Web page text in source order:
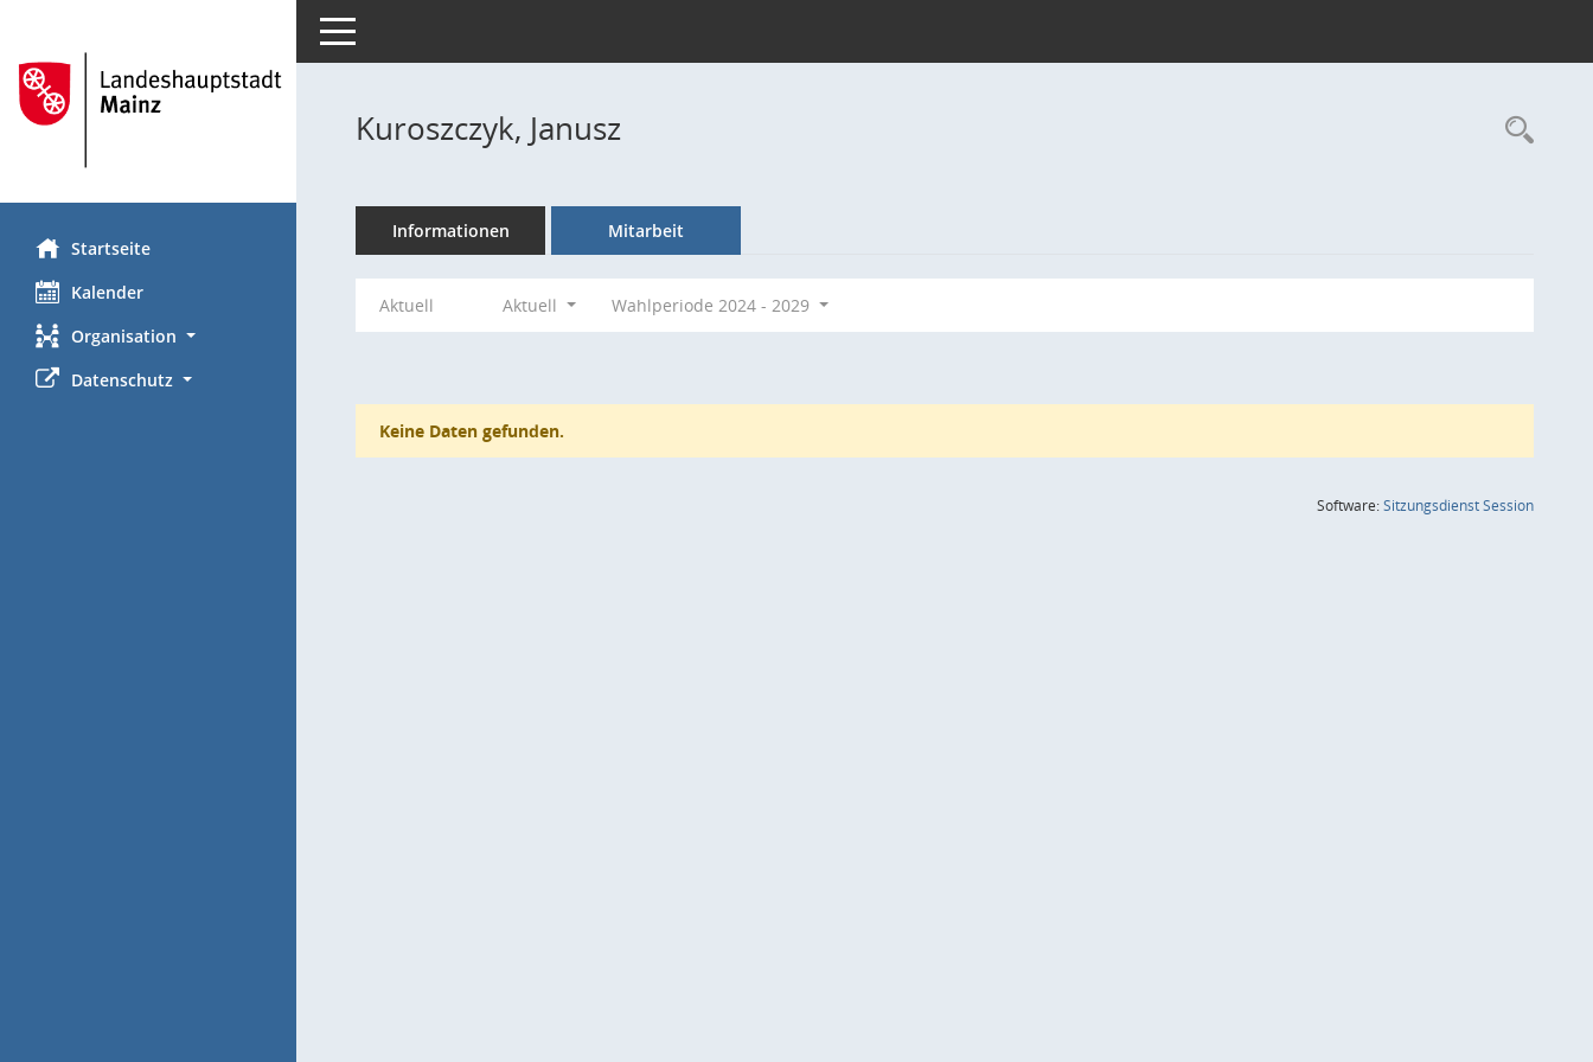
Startseite
Kalender
Organisation
Datenschutz
Toggle navigation
Kuroszczyk, Janusz
Informationen Mitarbeit
Aktuell Aktuell Wahlperiode 2024 - 2029
Keine Daten gefunden.
Software:SitzungsdienstSession(Wird in